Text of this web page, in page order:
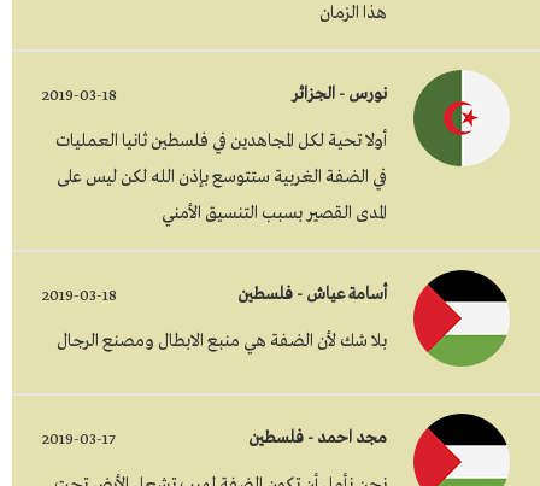
هذا الزمان
نورس - الجزائر 2019-03-18
أولا تحية لكل المجاهدين في فلسطين ثانيا العمليات
في الضفة الغربية ستتوسع بإذن الله لكن ليس على
المدى القصير بسبب التنسيق الأمني
أسامة عياش - فلسطين 2019-03-18
بلا شك لأن الضفة هي منبع الابطال ومصنع الرجال
مجد احمد - فلسطين 2019-03-17